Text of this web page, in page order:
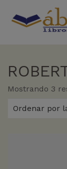
Mostrando 3
Ordenar por